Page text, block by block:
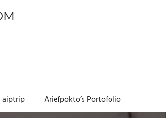
aiptrip Ariefpokto’s Portofolio